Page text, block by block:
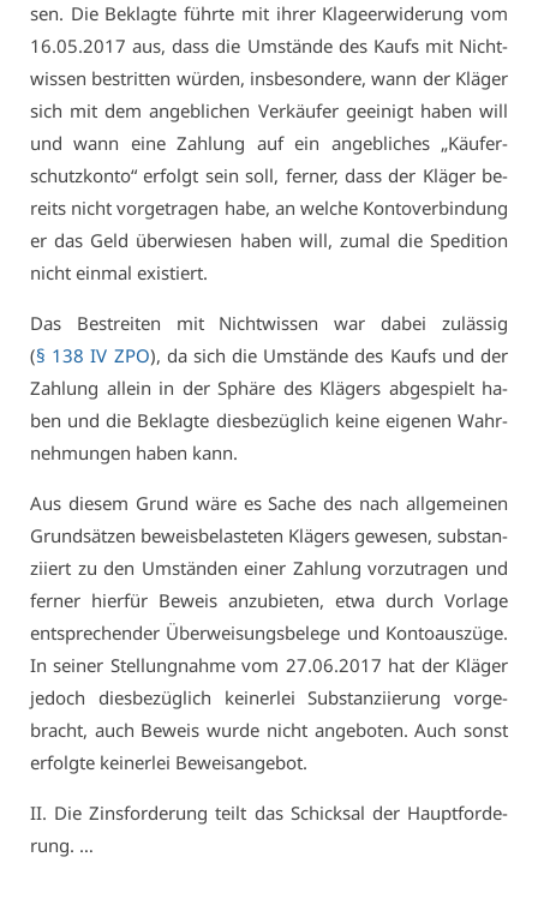
sen. Die Be­klag­te führ­te mit ih­rer Kla­ge­er­wi­de­rung vom
16.05.2017 aus, dass die Um­stän­de des Kaufs mit Nicht­
wis­sen be­strit­ten wür­den, ins­be­son­de­re, wann der Klä­ger
sich mit dem an­geb­li­chen Ver­käu­fer ge­ei­nigt ha­ben will
und wann ei­ne Zah­lung auf ein an­geb­li­ches „Käu­fer­
schutz­kon­to“ er­folgt sein soll, fer­ner, dass der Klä­ger be­
reits nicht vor­ge­tra­gen ha­be, an wel­che Kon­to­ver­bin­dung
er das Geld über­wie­sen ha­ben will, zu­mal die Spe­di­ti­on
nicht ein­mal exis­tiert.
Das Be­strei­ten mit Nicht­wis­sen war da­bei zu­läs­sig
(§ 138 IV ZPO), da sich die Um­stän­de des Kaufs und der
Zah­lung al­lein in der Sphä­re des Klä­gers ab­ge­spielt ha­
ben und die Be­klag­te dies­be­züg­lich kei­ne ei­ge­nen Wahr­
neh­mun­gen ha­ben kann.
Aus die­sem Grund wä­re es Sa­che des nach all­ge­mei­nen
Grund­sät­zen be­weis­be­las­te­ten Klä­gers ge­we­sen, sub­stan­
zi­iert zu den Um­stän­den ei­ner Zah­lung vor­zu­tra­gen und
fer­ner hier­für Be­weis an­zu­bie­ten, et­wa durch Vor­la­ge
ent­spre­chen­der Über­wei­sungs­be­le­ge und Kon­to­aus­zü­ge.
In sei­ner Stel­lung­nah­me vom 27.06.2017 hat der Klä­ger
je­doch dies­be­züg­lich kei­ner­lei Sub­stan­zi­ie­rung vor­ge­
bracht, auch Be­weis wur­de nicht an­ge­bo­ten. Auch sonst
er­folg­te kei­ner­lei Be­weis­an­ge­bot.
II. Die Zins­for­de­rung teilt das Schick­sal der Haupt­for­de­
rung. …